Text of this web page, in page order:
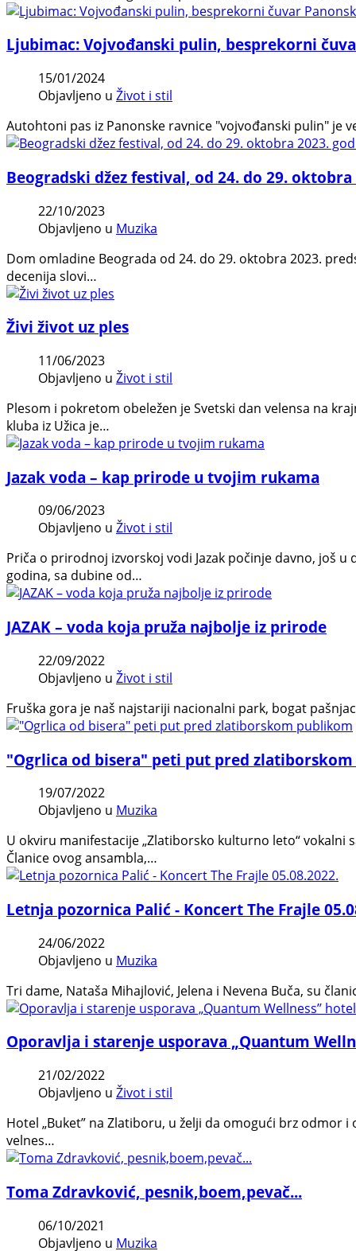
Ljubimac: Vojvođanski pulin, besprekorni
15/01/2024
Objavljeno u Život i stil
Autohtoni pas iz Panonske ravnice "vojvođanski pulin" je
Beogradski džez festival, od 24. do 29. oktobra
22/10/2023
Objavljeno u Muzika
Dom omladine Beograda od 24. do 29. oktobra 2023.
decenija slovi…
Živi život uz ples
11/06/2023
Objavljeno u Život i stil
Plesom i pokretom obeležen je Svetski dan velensa na
kluba iz Užica je…
Jazak voda – kap prirode u tvojim rukama
09/06/2023
Objavljeno u Život i stil
Priča o prirodnoj izvorskoj vodi Jazak počinje davno, još
godina, sa dubine od…
JAZAK – voda koja pruža najbolje iz prirode
22/09/2022
Objavljeno u Život i stil
Fruška gora je naš najstariji nacionalni park, bogat
"Ogrlica od bisera" peti put pred
19/07/2022
Objavljeno u Muzika
U okviru manifestacije „Zlatiborsko kulturno leto“
Članice ovog ansambla,…
Letnja pozornica Palić - Koncert The Frajle
24/06/2022
Objavljeno u Muzika
Tri dame, Nataša Mihajlović, Jelena i Nevena Buča, su
Oporavlja i starenje usporava „Quantum
21/02/2022
Objavljeno u Život i stil
Hotel „Buket” na Zlatiboru, u želji da omogući brz
velnes…
Toma Zdravković, pesnik,boem,pevač...
06/10/2021
Objavljeno u Muzika